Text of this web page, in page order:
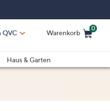
QVC Warenkorb
0
Haus & Garten